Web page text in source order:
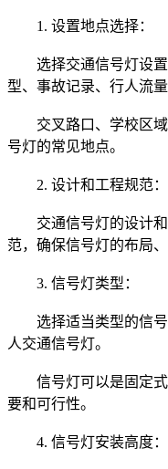
1. 设置地点选择：
选择交通信号灯设置
型、事故记录、行人流
交叉路口、学校区域
号灯的常见地点。
2. 设计和工程规范：
交通信号灯的设计和
范，确保信号灯的布局
3. 信号灯类型：
选择适当类型的信号
人交通信号灯。
信号灯可以是固定式
要和可行性。
4. 信号灯安装高度：